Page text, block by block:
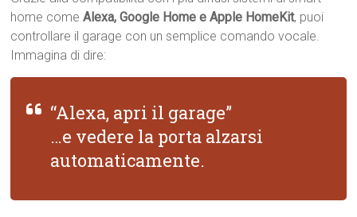
home comeAlexa, Google Home e Apple HomeKit, puoi
controllare il garage con un semplice comando vocale.
Immagina di dire:
“Alexa, apri il garage”
…e vedere la porta alzarsi
automaticamente.